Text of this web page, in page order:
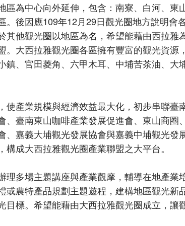
為中心向外延伸，包含：南寮、白河、東
後因應109年12月29日觀光圈地方說明會
他觀光圈以地區為名，希望能藉由西拉雅
大西拉雅觀光圈各區擁有豐富的觀光資源
、官田菱角、六甲木耳、中埔苦茶油、大
產業規模與經濟效益最大化，初步串聯臺
臺南東山咖啡產業發展促進會、東山商圈
嘉義大埔觀光發展協會與嘉義中埔觀光發
成大西拉雅觀光圈產業聯盟之大平台。
多場主題講座與產業觀摩，輔導在地產業
或農特產品規劃主題遊程，建構地區觀光新
標。希望能藉由大西拉雅觀光圈成立，讓